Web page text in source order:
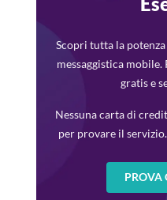
Scopri tutta la
messaggistica
gratis e
Nessuna carta di
per provare il
PROVA